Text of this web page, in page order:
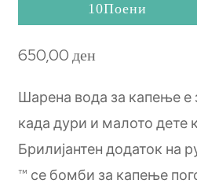
10Поени
650,00ден
Шарена вода за капење е
када дури и малото дете
Брилијантен додаток на
™ се бомби за капење